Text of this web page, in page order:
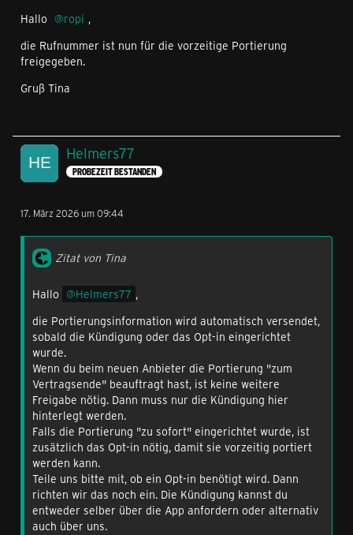
Hallo ropi ,
die Rufnummer ist nun für die vorzeitige Portierung
freigegeben.
Gruß Tina
Helmers77
PROBEZEIT BESTANDEN
17. März 2026 um 09:44
Zitat von Tina
Hallo Helmers77 ,
die Portierungsinformation wird automatisch versendet,
sobald die Kündigung oder das Opt-in eingerichtet
wurde.
Wenn du beim neuen Anbieter die Portierung "zum
Vertragsende" beauftragt hast, ist keine weitere
Freigabe nötig. Dann muss nur die Kündigung hier
hinterlegt werden.
Falls die Portierung "zu sofort" eingerichtet wurde, ist
zusätzlich das Opt-in nötig, damit sie vorzeitig portiert
werden kann.
Teile uns bitte mit, ob ein Opt-in benötigt wird. Dann
richten wir das noch ein. Die Kündigung kannst du
entweder selber über die App anfordern oder alternativ
auch über uns.